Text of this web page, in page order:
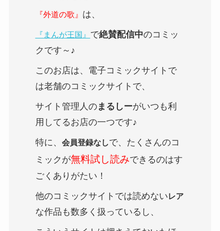
『外道の歌』 は、
『まんが王国』 で絶賛配信中のコミッ
クです～♪
このお店は、電子コミックサイトで
は老舗のコミックサイトで、
サイト管理人のまるしーがいつも利
用してるお店の一つです♪
特に、 会員登録なしで、たくさんのコ
ミックが無料試し読みできるのはす
ごくありがたい！
他のコミックサイトでは読めないレア
な作品も数多く扱っているし、